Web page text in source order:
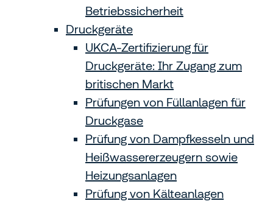
Betriebssicherheit
Druckgeräte
UKCA-Zertifizierung für
Druckgeräte: Ihr Zugang zum
britischen Markt
Prüfungen von Füllanlagen für
Druckgase
Prüfung von Dampfkesseln und
Heißwassererzeugern sowie
Heizungsanlagen
Prüfung von Kälteanlagen